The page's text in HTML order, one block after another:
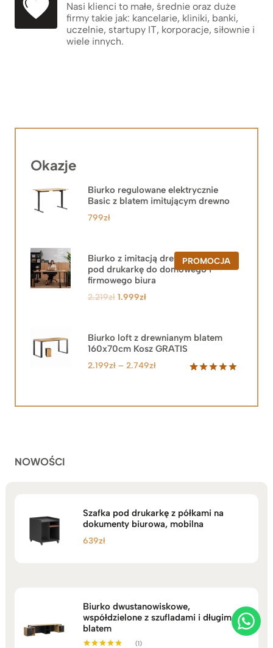
Nasi klienci to małe, średnie oraz duże
firmy takie jak: kancelarie, kliniki, banki,
uczelnie, startupy IT, korporacje, siłownie i
wiele innych.
Okazje
Biurko regulowane elektrycznie
Basic z blatem imitującym drewno
799zł
PROMOCJAPRODUKT
W
Biurko z imitacją drewna z szafką
pod drukarkę do domowego i
firmowego biura
2.219zł Pierwotna
2.219zł.
1.999złAktualna
1.999zł.
Biurko loft z drewnianym blatem
160x70cm Kosz GRATIS
2.199zł – 2.749złZakres
2.199zł
NOWOŚCI
Szafka pod drukarkę z półkami na
dokumenty biurowa, mobilna
639zł
Biurko dwustanowiskowe,
współdzielone z szufladami i długim
blatem
(1)